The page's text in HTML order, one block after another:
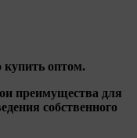
оптом.
преимущества для
собственного